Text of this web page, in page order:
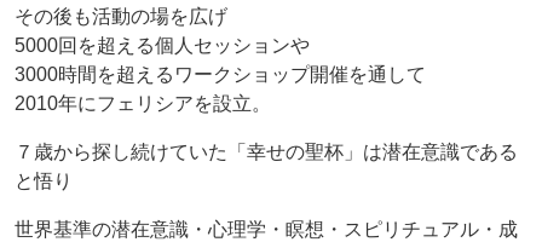
その後も活動の場を広げ
5000回を超える個人セッションや
3000時間を超えるワークショップ開催を通して
2010年にフェリシアを設立。
７歳から探し続けていた「幸せの聖杯」は潜在意識である
と悟り
世界基準の潜在意識・心理学・瞑想・スピリチュアル・成